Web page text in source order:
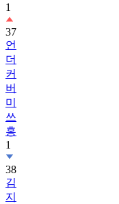
1
37
언
더
커
버
미
쓰
홍
1
38
김
지